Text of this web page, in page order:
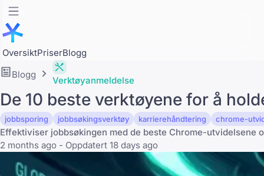
OversiktPriserBlogg
Blogg
Verktøyanmeldelse
De 10 beste verktøyene for å
jobbsporing jobbsøkingsverktøy karrierehåndtering chrome-
Effektiviser jobbsøkingen med de beste Chrome-
2 months ago - Oppdatert 18 days ago